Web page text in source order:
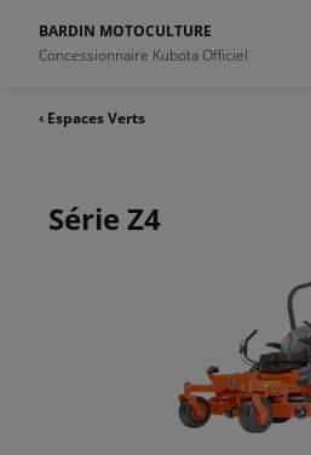
BARDIN MOTOCULTURE
Concessionnaire Kubota Officiel
‹ Espaces Verts
Série Z4